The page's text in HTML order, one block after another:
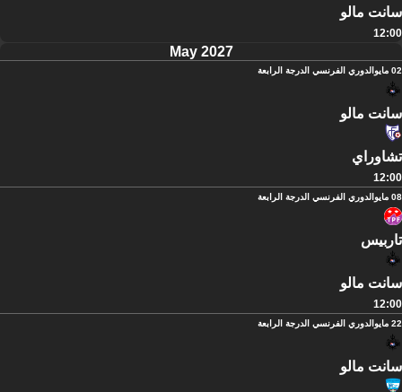
سانت مالو
12:00
May 2027
02 مايو الدوري الفرنسي الدرجة الرابعة
سانت مالو
تشاوراي
12:00
08 مايو الدوري الفرنسي الدرجة الرابعة
تاربيس
سانت مالو
12:00
22 مايو الدوري الفرنسي الدرجة الرابعة
سانت مالو